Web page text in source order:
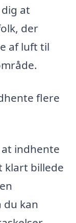
at
der
af luft til
flere
at indhente
klart billede
du kan